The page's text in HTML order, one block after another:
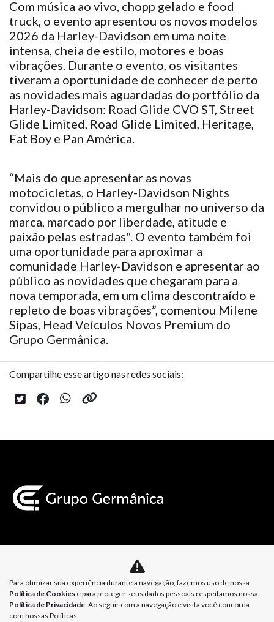
Com música ao vivo, chopp gelado e food
truck, o evento apresentou os novos modelos
2026 da Harley-Davidson em uma noite
intensa, cheia de estilo, motores e boas
vibrações. Durante o evento, os visitantes
tiveram a oportunidade de conhecer de perto
as novidades mais aguardadas do portfólio da
Harley-Davidson: Road Glide CVO ST, Street
Glide Limited, Road Glide Limited, Heritage,
Fat Boy e Pan América.
“Mais do que apresentar as novas
motocicletas, o Harley-Davidson Nights
convidou o público a mergulhar no universo da
marca, marcado por liberdade, atitude e
paixão pelas estradas". O evento também foi
uma oportunidade para aproximar a
comunidade Harley-Davidson e apresentar ao
público as novidades que chegaram para a
nova temporada, em um clima descontraído e
repleto de boas vibrações”, comentou Milene
Sipas, Head Veículos Novos Premium do
Grupo Germânica.
Compartilhe esse artigo nas redes sociais:
Política de Privacidade Política de Cookies
Para otimizar sua experiência durante a navegação, fazemos uso de nossa
Política de Cookies e para proteger seus dados pessoais respeitamos nossa
Política de Privacidade. Ao seguir com a navegação e visita você concorda
com nossas Políticas.